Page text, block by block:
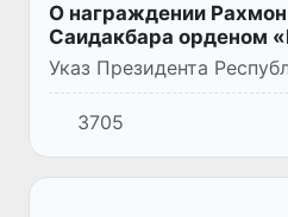
О награждении
Саидакбара орденом
Указ Президента
3705